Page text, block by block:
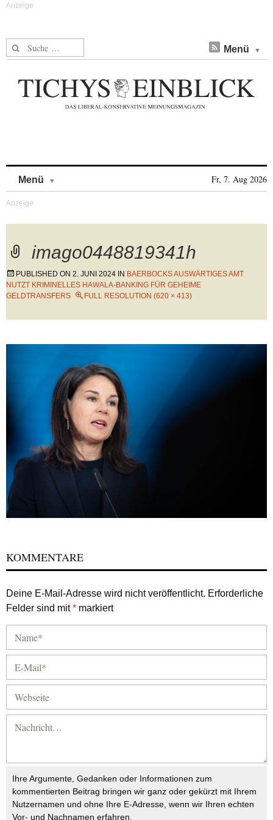
Suche nach: Menü
Menü Fr, 7. Aug 2026
imago0448819341h
PUBLISHED ON 2. JUNI 2024 IN BAERBOCKS AUSWÄRTIGES AMT
NUTZT KRIMINELLES HAWALA-BANKING FÜR GEHEIME
GELDTRANSFERS
FULL RESOLUTION (620 × 413)
KOMMENTARE
Deine E-Mail-Adresse wird nicht veröffentlicht. Erforderliche
Felder sind mit* markiert
Ihre Argumente, Gedanken oder Informationen zum
kommentierten Beitrag bringen wir ganz oder gekürzt mit Ihrem
Nutzernamen und ohne Ihre E-Adresse, wenn wir Ihren echten
Vor- und Nachnamen erfahren.